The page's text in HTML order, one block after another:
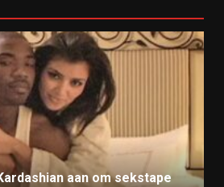
aan om sekstape